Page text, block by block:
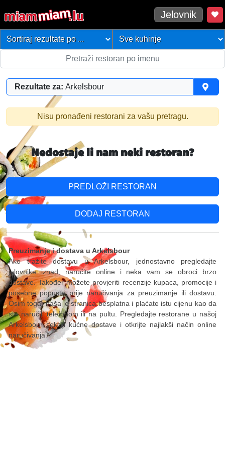
Jelovnik
Rezultate za: Arkelsbour
Nisu pronađeni restorani za vašu pretragu.
Nedostaje li nam neki restoran?
PREDLOŽI RESTORAN
DODAJ RESTORAN
Preuzimanje i dostava u Arkelsbour
Ako tražite dostavu u Arkelsbour, jednostavno pregledajte
jelovnike iznad, naručite online i neka vam se obroci brzo
dostave. Također možete provjeriti recenzije kupaca, promocije i
posebne popuste prije naručivanja za preuzimanje ili dostavu.
Osim toga, naša je stranica besplatna i plaćate istu cijenu kao da
ste naručili telefonom ili na pultu. Pregledajte restorane u našoj
Arkelsbour sekciji kućne dostave i otkrijte najlakši način online
naručivanja.